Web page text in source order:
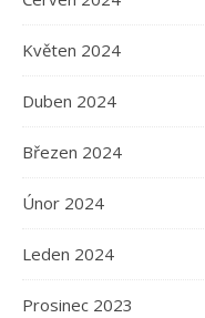
Květen 2024
Duben 2024
Březen 2024
Únor 2024
Leden 2024
Prosinec 2023